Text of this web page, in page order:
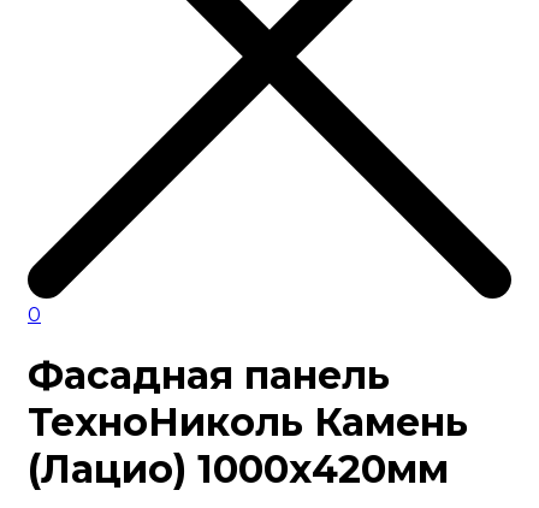
0
Фасадная панель
ТехноНиколь Камень
(Лацио) 1000х420мм